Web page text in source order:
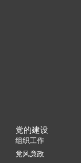
党的建设
组织工作
党风廉政